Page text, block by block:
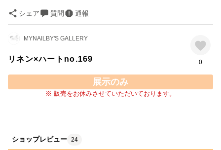
シェア 質問 通報
MYNAILBY'S GALLERY
リネン×ハートno.169 0
展示のみ
※ 販売をお休みさせていただいております。
ショップレビュー 24